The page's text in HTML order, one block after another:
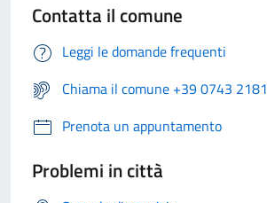
Contatta il comune
Leggi le domande frequenti
Chiama il comune +39 0743 2181
Prenota un appuntamento
Problemi in città